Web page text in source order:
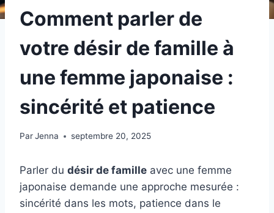
Comment parler de
votre désir de famille à
une femme japonaise :
sincérité et patience
ParJenna septembre 20, 2025
Parler du désir de famille avec une femme
japonaise demande une approche mesurée :
sincérité dans les mots, patience dans le